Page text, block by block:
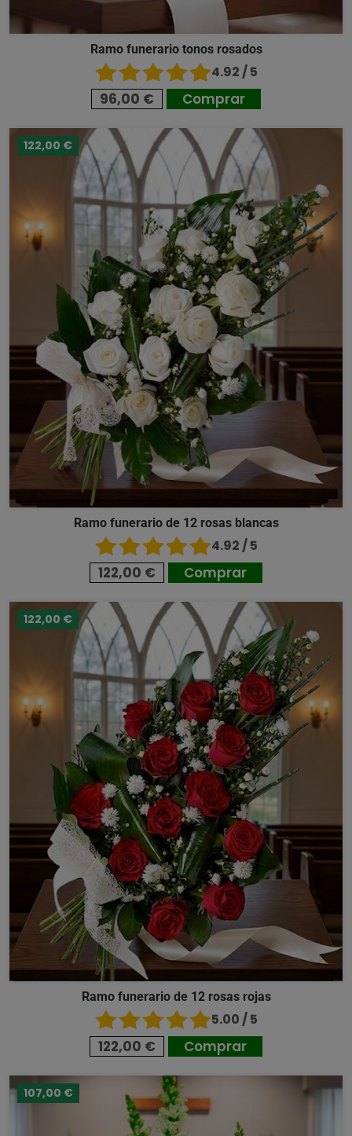
Ramo funerario tonos rosados
4.92 / 5
96,00 € Comprar
122,00 €
Ramo funerario de 12 rosas blancas
4.92 / 5
122,00 € Comprar
122,00 €
Ramo funerario de 12 rosas rojas
5.00 / 5
122,00 € Comprar
107,00 €